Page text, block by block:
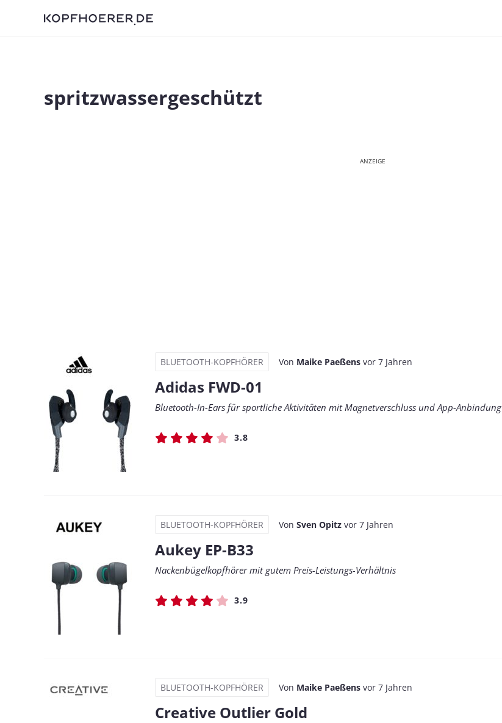
spritzwassergeschützt
ANZEIGE
BLUETOOTH-KOPFHÖRER Von Maike Paeßens vor 7 Jahren
Adidas FWD-01
Bluetooth-In-Ears für sportliche Aktivitäten mit Magnetverschluss und App-Anbindung
3.8
BLUETOOTH-KOPFHÖRER Von Sven Opitz vor 7 Jahren
Aukey EP-B33
Nackenbügelkopfhörer mit gutem Preis-Leistungs-Verhältnis
3.9
BLUETOOTH-KOPFHÖRER Von Maike Paeßens vor 7 Jahren
Creative Outlier Gold